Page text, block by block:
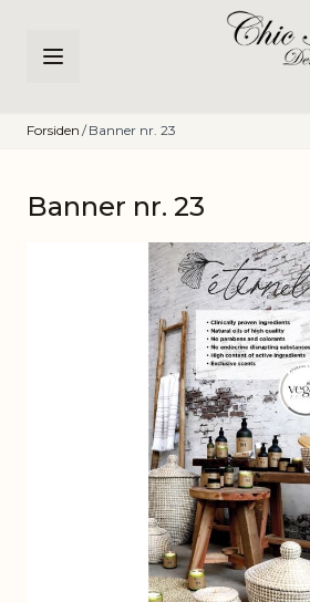
Forsiden / Banner nr. 23
Banner nr. 23
Click to view image in fullscreen